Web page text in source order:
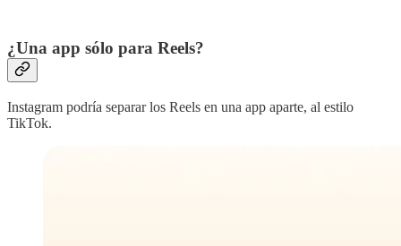
¿Una app sólo para Reels?
Instagram podría separar los Reels en una app aparte, al estilo
TikTok.